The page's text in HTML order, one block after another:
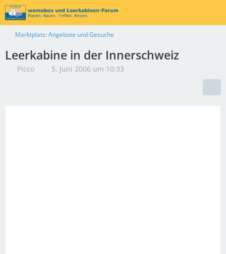
Marktplatz: Angebote und Gesuche
Leerkabine in der Innerschweiz
Picco 5. Juni 2006 um 10:33